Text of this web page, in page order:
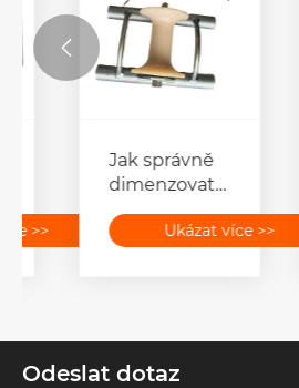
Jaké jsou
výhody
použití bloků
svazku
Ukázat více >>

Odeslat dotaz